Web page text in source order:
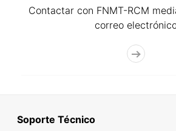
Contactar con FNMT-RCM
correo
Soporte Técnico